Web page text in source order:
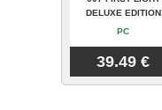
DELUXE EDITION
PC
39.49 €